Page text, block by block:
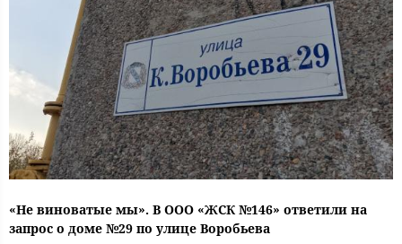
«Не виноватые мы». В ООО «ЖСК №146» ответили на
запрос о доме №29 по улице Воробьева